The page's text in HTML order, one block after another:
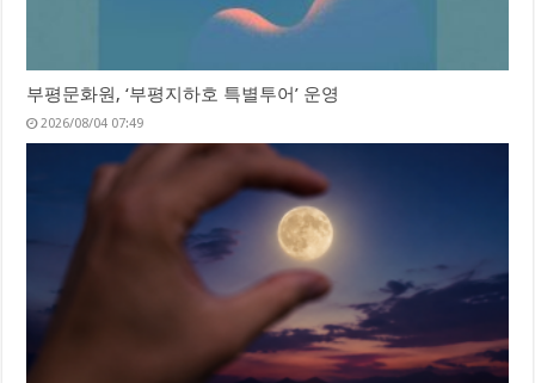
부평문화원, ‘부평지하호 특별투어’ 운영
2026/08/04 07:49